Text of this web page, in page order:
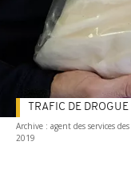
Archive : agent des services
2019
TRAFIC DE DROGUE